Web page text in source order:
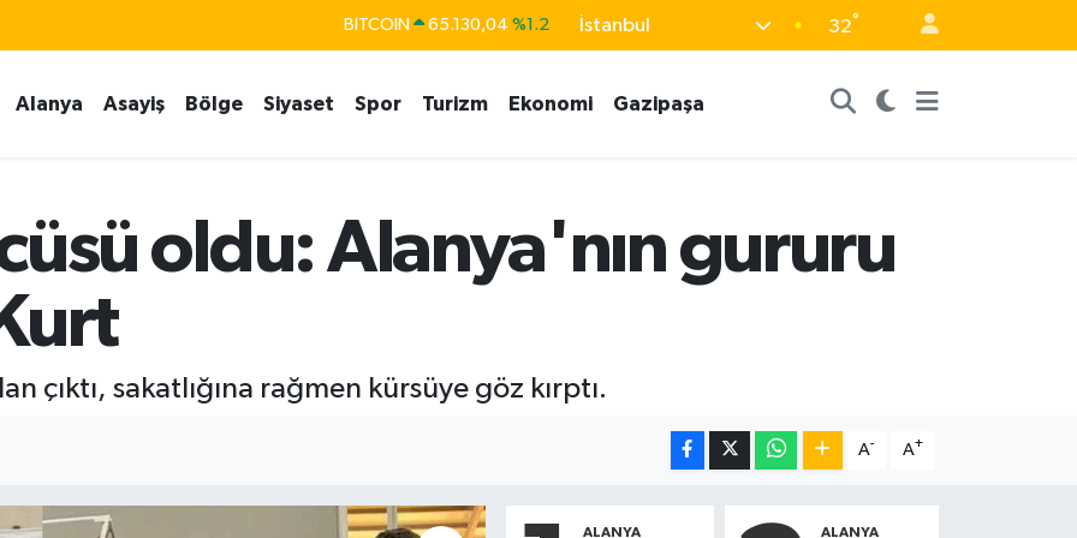
BITCOIN 65.130,04 %1.2
EURO 55,1652 %0.27
BİST100 13.773 %-19
İstanbul 32°
Alanya Asayiş Bölge Siyaset Spor Turizm Ekonomi Gazipaşa
oldu: Alanya'nın gururu
çıktı, sakatlığına rağmen kürsüye göz kırptı.
A- A+
ALANYA ALANYA